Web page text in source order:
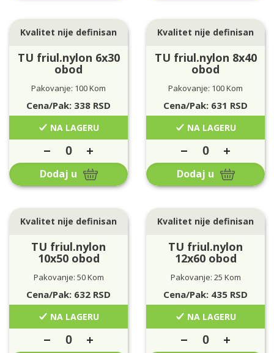
Kvalitet nije definisan
TU friul.nylon 6x30
obod
Pakovanje: 100 Kom
Cena/Pak: 338 RSD
NA LAGERU
Dodaj u
Kvalitet nije definisan
TU friul.nylon 8x40
obod
Pakovanje: 100 Kom
Cena/Pak: 631 RSD
NA LAGERU
Dodaj u
Kvalitet nije definisan
TU friul.nylon
10x50 obod
Pakovanje: 50 Kom
Cena/Pak: 632 RSD
NA LAGERU
Kvalitet nije definisan
TU friul.nylon
12x60 obod
Pakovanje: 25 Kom
Cena/Pak: 435 RSD
NA LAGERU